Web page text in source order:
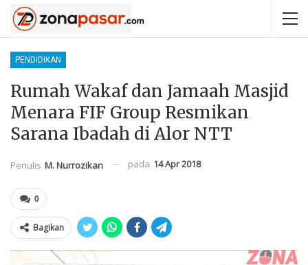
PENDIDIKAN
Rumah Wakaf dan Jamaah Masjid
Menara FIF Group Resmikan
Sarana Ibadah di Alor NTT
Penulis M. Nurrozikan pada 14 Apr 2018
0
Bagikan